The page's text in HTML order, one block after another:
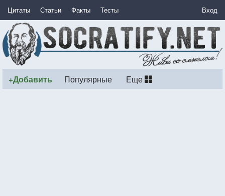
Цитаты Статьи Факты Тесты Вход
+Добавить Популярные Еще